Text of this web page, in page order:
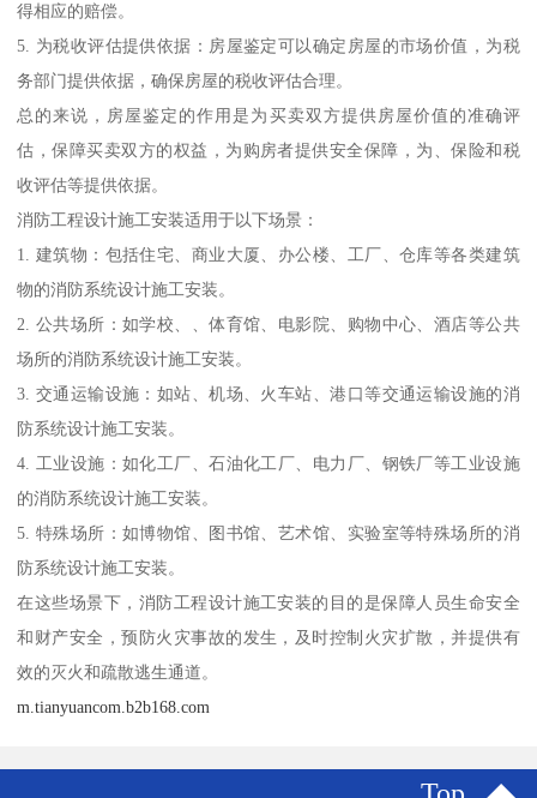
得相应的赔偿。
5. 为税收评估提供依据：房屋鉴定可以确定房屋的市场价值，为税
务部门提供依据，确保房屋的税收评估合理。
总的来说，房屋鉴定的作用是为买卖双方提供房屋价值的准确评
估，保障买卖双方的权益，为购房者提供安全保障，为、保险和税
收评估等提供依据。
消防工程设计施工安装适用于以下场景：
1. 建筑物：包括住宅、商业大厦、办公楼、工厂、仓库等各类建筑
物的消防系统设计施工安装。
2. 公共场所：如学校、、体育馆、电影院、购物中心、酒店等公共
场所的消防系统设计施工安装。
3. 交通运输设施：如站、机场、火车站、港口等交通运输设施的消
防系统设计施工安装。
4. 工业设施：如化工厂、石油化工厂、电力厂、钢铁厂等工业设施
的消防系统设计施工安装。
5. 特殊场所：如博物馆、图书馆、艺术馆、实验室等特殊场所的消
防系统设计施工安装。
在这些场景下，消防工程设计施工安装的目的是保障人员生命安全
和财产安全，预防火灾事故的发生，及时控制火灾扩散，并提供有
效的灭火和疏散逃生通道。
m.tianyuancom.b2b168.com